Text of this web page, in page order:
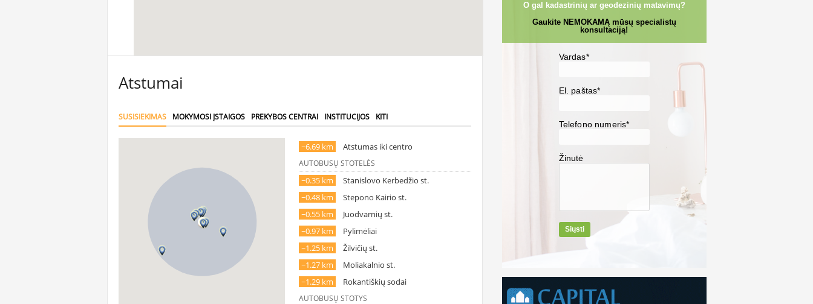
Atstumai
SUSISIEKIMAS MOKYMOSI ĮSTAIGOS PREKYBOS CENTRAI INSTITUCIJOS KITI
~6.69 km Atstumas iki centro
AUTOBUSŲ STOTELĖS
~0.35 km
Stanislovo Kerbedžio st.
~0.48 km
Stepono Kairio st.
~0.55 km
Juodvarnių st.
~0.97 km
Pylimėliai
~1.25 km
Žilvičių st.
~1.27 km
Moliakalnio st.
~1.29 km
Rokantiškių sodai
AUTOBUSŲ STOTYS
O gal kadastrinių ar geodezinių matavimų?
Gaukite NEMOKAMĄ mūsų specialistų
konsultaciją!
Vardas*
El. paštas*
Telefono numeris*
Žinutė
Siųsti